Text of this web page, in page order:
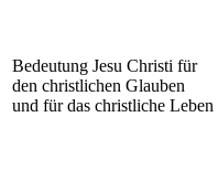
Bedeutung Jesu Christi für
den christlichen Glauben
und für das christliche Leben